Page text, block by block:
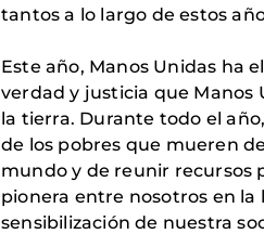
tantos a lo largo de estos
Este año, Manos Unidas ha
verdad y justicia que Manos
la tierra. Durante todo el
de los pobres que mueren
mundo y de reunir recursos
pionera entre nosotros en la
sensibilización de nuestra